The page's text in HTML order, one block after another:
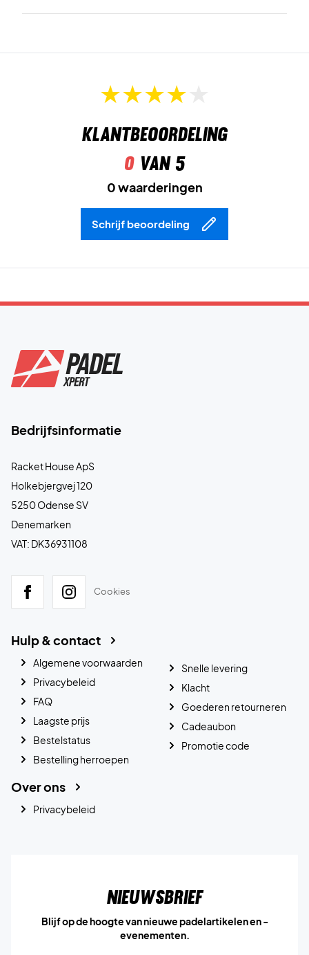
Klantbeoordeling
0van 5
0 waarderingen
Schrijf beoordeling
Bedrijfsinformatie
Racket House ApS
Holkebjergvej 120
5250 Odense SV
Denemarken
VAT: DK36931108
Cookies
Hulp & contact
Algemene voorwaarden
Privacybeleid
FAQ
Laagste prijs
Bestelstatus
Bestelling herroepen
Snelle levering
Klacht
Goederen retourneren
Cadeaubon
Promotie code
Over ons
Privacybeleid
Nieuwsbrief
Blijf op de hoogte van nieuwe padelartikelen en -
evenementen.